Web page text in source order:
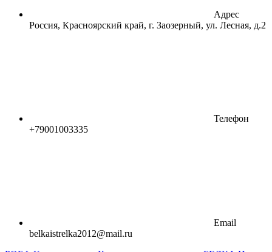
Адрес
Россия, Красноярский край, г. Заозерный, ул. Лесная, д.2
Телефон
+79001003335
Email
belkaistrelka2012@mail.ru